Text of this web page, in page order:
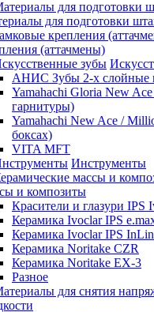
для подготовки
(аттачмены)
АНИС Зубы 2-х слойные
Yamahachi Gloria New
гарнитуры)
Yamahachi New Ace /
боксах)
VITA MFT
Инструменты
и композиты
Красители и глазури IPS
Керамика Ivoclar IPS
Керамика Ivoclar IPS
Керамика Noritake CZR
Керамика Noritake EX-3
Разное